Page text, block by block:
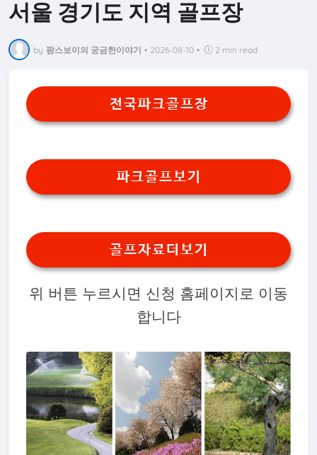
서울 경기도 지역 골프장
by 팜스보이의 궁금한이야기 • 2026-08-10 • 2 min read
전국파크골프장
파크골프보기
골프자료더보기
위 버튼 누르시면 신청 홈페이지로 이동
합니다